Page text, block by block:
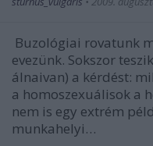
Buzológiai rovatunk
evezünk. Sokszor
álnaivan) a kérdést:
a homoszexuálisok a
nem is egy extrém
munkahelyi…